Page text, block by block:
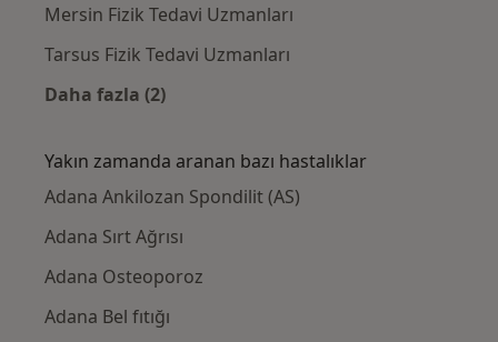
Mersin Fizik Tedavi Uzmanları
Tarsus Fizik Tedavi Uzmanları
Daha fazla (2)
Yakın zamanda aranan bazı hastalıklar
Adana Ankilozan Spondilit (AS)
Adana Sırt Ağrısı
Adana Osteoporoz
Adana Bel fıtığı